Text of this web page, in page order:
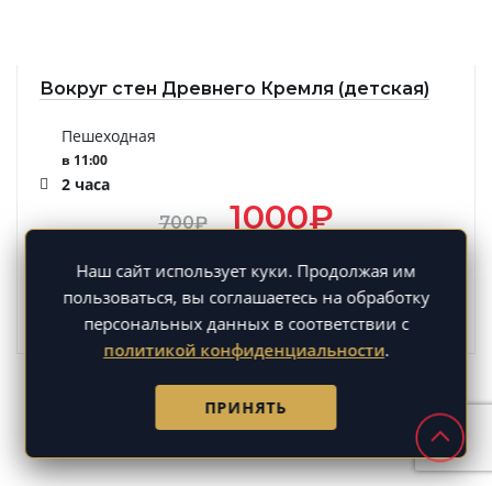
Вокруг стен Древнего Кремля (детская)
700₽ 1000₽
Записаться
Пешеходная
в 11:00
2 часа
Наш сайт использует куки. Продолжая им
пользоваться, вы соглашаетесь на обработку
персональных данных в соответствии с
политикой конфиденциальности.
ПРИНЯТЬ